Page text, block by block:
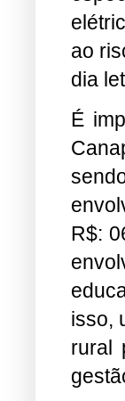
ao
dia
É
R$:
isso,
rural